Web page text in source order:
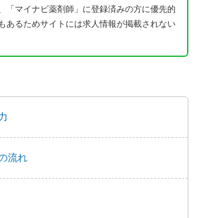
「マイナビ薬剤師」に登録済みの方に優先的
あるためサイトには求人情報が掲載されない
流れ